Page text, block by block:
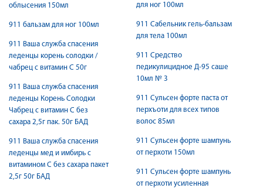
облысения 150мл
911 бальзам для ног 100мл
911 Ваша служба спасения
леденцы корень солодки /
чабрец с витамин C 50г
911 Ваша служба спасения
леденцы Корень Солодки
Чабрец с витамин C без
сахара 2,5г пак. 50г БАД
911 Ваша служба спасения
леденцы мед и имбирь с
витамином C без сахара пакет
2,5г 50г БАД
для ног 100мл
911 Сабельник гель-бальзам
для тела 100мл
911 Средство
педикулицидное Д-95 саше
10мл № 3
911 Сульсен форте паста от
перхъоти для всех типов
волос 85мл
911 Сульсен форте шампунь
от перхоти 150мл
911 Сульсен форте шампунь
от перхоти усиленная